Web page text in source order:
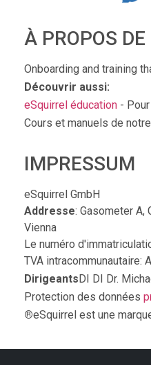
À PROPOS
Onboarding and training
Découvrir aussi:
eSquirrel éducation -
Cours et manuels de notre
IMPRESSUM
eSquirrel GmbH
Addresse: Gasometer
Vienna
Le numéro
TVA intracommunautaire:
DirigeantsDI DI Dr.
Protection des données
®eSquirrel est une